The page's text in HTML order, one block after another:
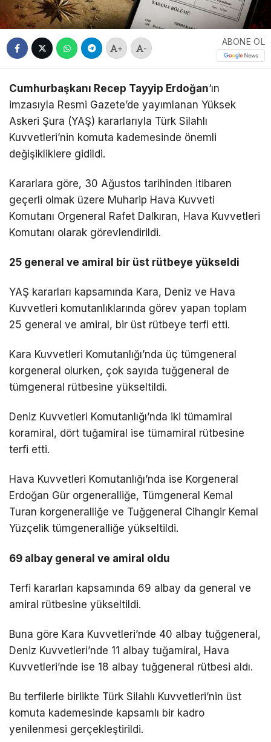
+ -
ABONE OL
Cumhurbaşkanı Recep Tayyip Erdoğan‘ın
imzasıyla Resmi Gazete’de yayımlanan Yüksek
Askeri Şura (YAŞ) kararlarıyla Türk Silahlı
Kuvvetleri’nin komuta kademesinde önemli
değişikliklere gidildi.
Kararlara göre, 30 Ağustos tarihinden itibaren
geçerli olmak üzere Muharip Hava Kuvveti
Komutanı Orgeneral Rafet Dalkıran, Hava Kuvvetleri
Komutanı olarak görevlendirildi.
25 general ve amiral bir üst rütbeye yükseldi
YAŞ kararları kapsamında Kara, Deniz ve Hava
Kuvvetleri komutanlıklarında görev yapan toplam
25 general ve amiral, bir üst rütbeye terfi etti.
Kara Kuvvetleri Komutanlığı’nda üç tümgeneral
korgeneral olurken, çok sayıda tuğgeneral de
tümgeneral rütbesine yükseltildi.
Deniz Kuvvetleri Komutanlığı’nda iki tümamiral
koramiral, dört tuğamiral ise tümamiral rütbesine
terfi etti.
Hava Kuvvetleri Komutanlığı’nda ise Korgeneral
Erdoğan Gür orgeneralliğe, Tümgeneral Kemal
Turan korgeneralliğe ve Tuğgeneral Cihangir Kemal
Yüzçelik tümgeneralliğe yükseltildi.
69 albay general ve amiral oldu
Terfi kararları kapsamında 69 albay da general ve
amiral rütbesine yükseltildi.
Buna göre Kara Kuvvetleri’nde 40 albay tuğgeneral,
Deniz Kuvvetleri’nde 11 albay tuğamiral, Hava
Kuvvetleri’nde ise 18 albay tuğgeneral rütbesi aldı.
Bu terfilerle birlikte Türk Silahlı Kuvvetleri’nin üst
komuta kademesinde kapsamlı bir kadro
yenilenmesi gerçekleştirildi.